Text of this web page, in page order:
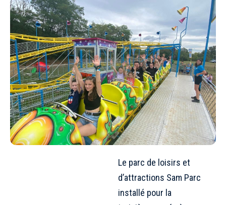
Le parc de loisirs et
d’attractions Sam Parc
installé pour la